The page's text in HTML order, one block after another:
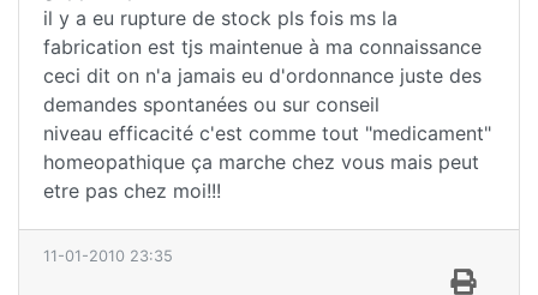
il y a eu rupture de stock pls fois ms la
fabrication est tjs maintenue à ma connaissance
ceci dit on n'a jamais eu d'ordonnance juste des
demandes spontanées ou sur conseil
niveau efficacité c'est comme tout "medicament"
homeopathique ça marche chez vous mais peut
etre pas chez moi!!!
11-01-2010 23:35